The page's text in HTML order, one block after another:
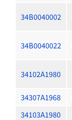
34B0040002
34B0040022
34102A1980
34307A1968
34103A1980